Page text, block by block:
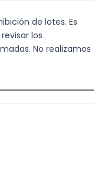
de lotes. Es
los
No realizamos